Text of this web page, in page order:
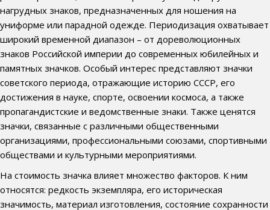
нагрудных знаков, предназначенных для ношения на
униформе или парадной одежде. Периодизация охватывает
широкий временной диапазон – от дореволюционных
знаков Российской империи до современных юбилейных и
памятных значков. Особый интерес представляют значки
советского периода, отражающие историю СССР, его
достижения в науке, спорте, освоении космоса, а также
пропагандистские и ведомственные знаки. Также ценятся
значки, связанные с различными общественными
организациями, профессиональными союзами, спортивными
обществами и культурными мероприятиями.
На стоимость значка влияет множество факторов. К ним
относятся: редкость экземпляра, его историческая
значимость, материал изготовления, состояние сохранности